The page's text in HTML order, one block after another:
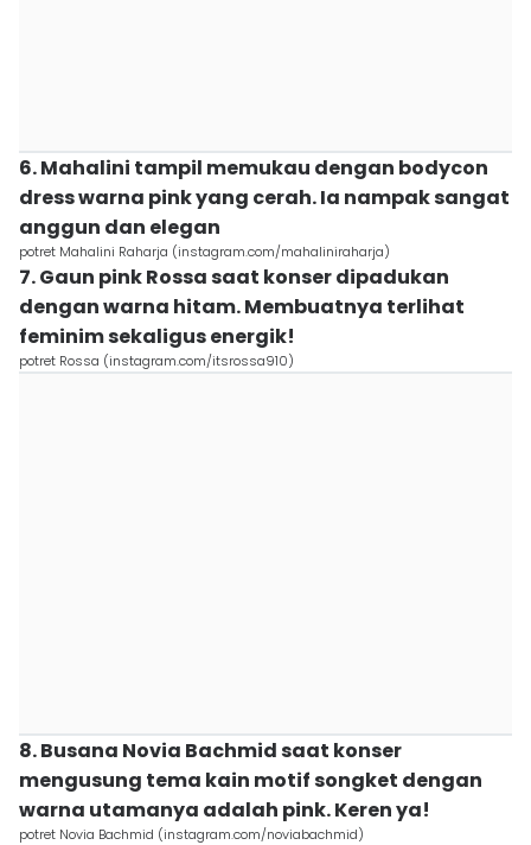
6. Mahalini tampil memukau dengan bodycon
dress warna pink yang cerah. Ia nampak sangat
anggun dan elegan
potret Mahalini Raharja (instagram.com/mahaliniraharja)
7. Gaun pink Rossa saat konser dipadukan
dengan warna hitam. Membuatnya terlihat
feminim sekaligus energik!
potret Rossa (instagram.com/itsrossa910)
8. Busana Novia Bachmid saat konser
mengusung tema kain motif songket dengan
warna utamanya adalah pink. Keren ya!
potret Novia Bachmid (instagram.com/noviabachmid)